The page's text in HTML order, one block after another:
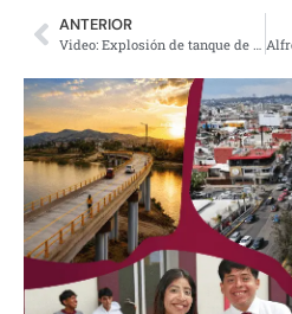
ANTERIOR
Video: Explosión de tanque de gas en tianguis de Edomex deja 23 heridos